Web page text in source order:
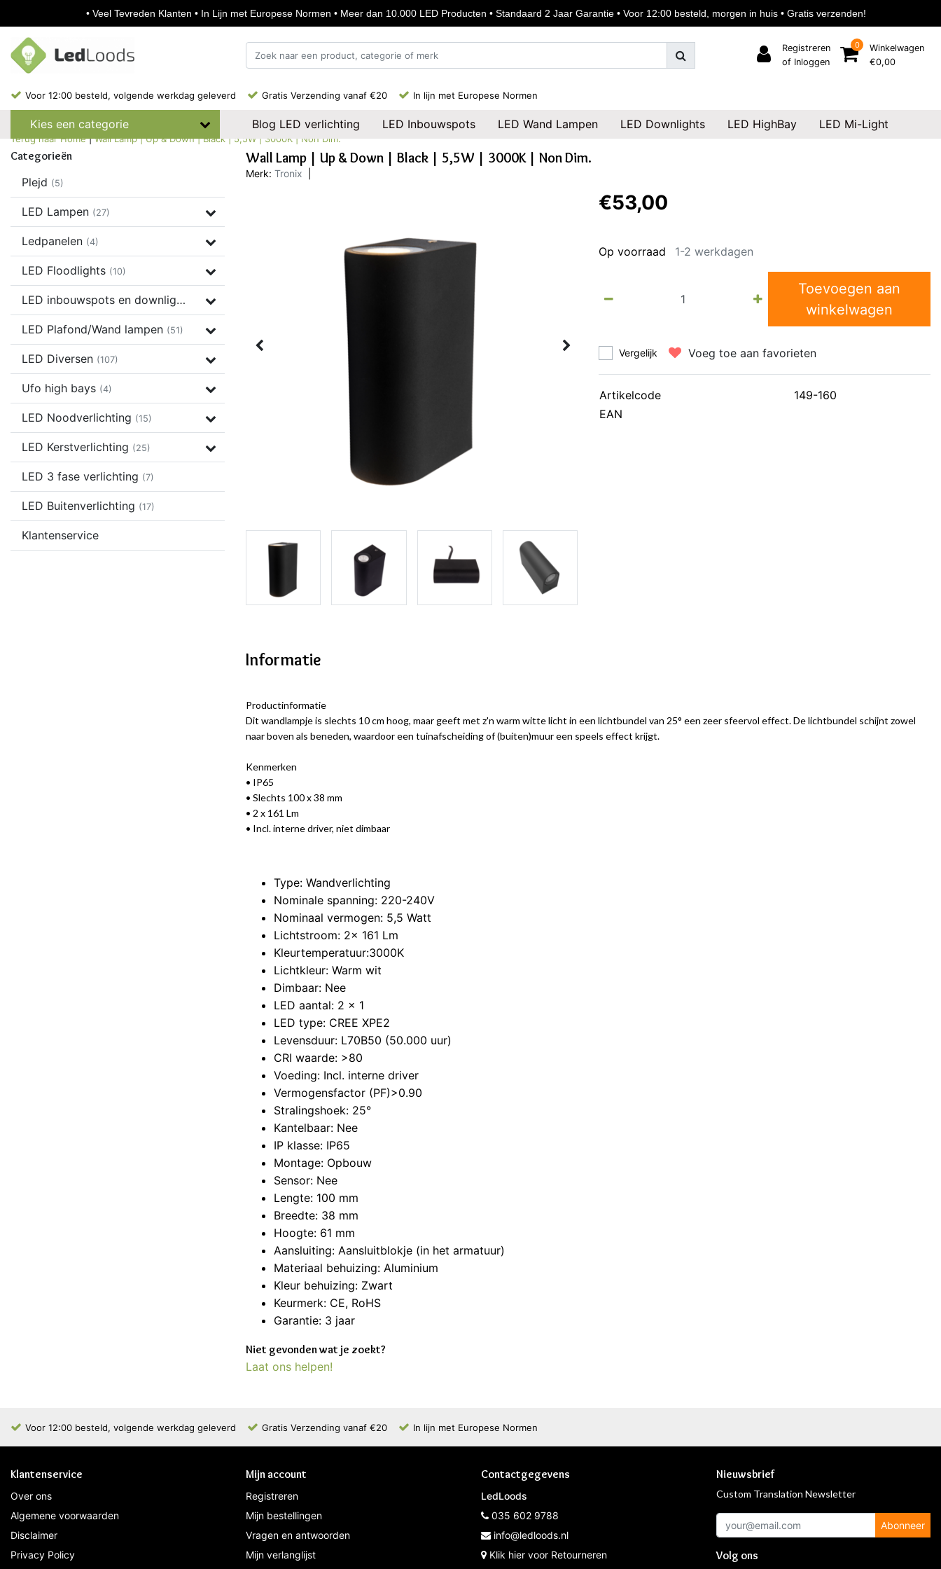
Registreren
of Inloggen
0
Winkelwagen
€0,00
Voor 12:00 besteld, volgende werkdag geleverd Gratis Verzending vanaf €20 In lijn met Europese Normen
Kies een categorie Blog LED verlichting LED Inbouwspots LED Wand Lampen LED Downlights LED HighBay LED Mi-Light
Terug naar Home|Wall Lamp | Up & Down | Black | 5,5W | 3000K | Non Dim.
Categorieën
Plejd (5)
LED Lampen (27)
Ledpanelen (4)
LED Floodlights (10)
LED inbouwspots en downlights (37)
LED Plafond/Wand lampen (51)
LED Diversen (107)
Ufo high bays (4)
LED Noodverlichting (15)
LED Kerstverlichting (25)
LED 3 fase verlichting (7)
LED Buitenverlichting (17)
Klantenservice
Wall Lamp | Up & Down | Black | 5,5W | 3000K | Non Dim.
Merk: Tronix
€53,00
Op voorraad 1-2 werkdagen
Toevoegen aan
winkelwagen
Vergelijk Voeg toe aan favorieten
Artikelcode
149-160
EAN
Informatie
Productinformatie
Dit wandlampje is slechts 10 cm hoog, maar geeft met z'n warm witte licht in een lichtbundel van 25° een zeer sfeervol effect. De lichtbundel schijnt zowel
naar boven als beneden, waardoor een tuinafscheiding of (buiten)muur een speels effect krijgt.
Kenmerken
• IP65
• Slechts 100 x 38 mm
• 2 x 161 Lm
• Incl. interne driver, niet dimbaar
Type: Wandverlichting
Nominale spanning: 220-240V
Nominaal vermogen: 5,5 Watt
Lichtstroom: 2x 161 Lm
Kleurtemperatuur:3000K
Lichtkleur: Warm wit
Dimbaar: Nee
LED aantal: 2 x 1
LED type: CREE XPE2
Levensduur: L70B50 (50.000 uur)
CRI waarde: >80
Voeding: Incl. interne driver
Vermogensfactor (PF)>0.90
Stralingshoek: 25°
Kantelbaar: Nee
IP klasse: IP65
Montage: Opbouw
Sensor: Nee
Lengte: 100 mm
Breedte: 38 mm
Hoogte: 61 mm
Aansluiting: Aansluitblokje (in het armatuur)
Materiaal behuizing: Aluminium
Kleur behuizing: Zwart
Keurmerk: CE, RoHS
Garantie: 3 jaar
Niet gevonden wat je zoekt?
Laat ons helpen!
Voor 12:00 besteld, volgende werkdag geleverd Gratis Verzending vanaf €20 In lijn met Europese Normen
Klantenservice
Over ons
Algemene voorwaarden
Disclaimer
Privacy Policy
Mijn account
Registreren
Mijn bestellingen
Vragen en antwoorden
Mijn verlanglijst
Contactgegevens
LedLoods
035 602 9788
info@ledloods.nl
Klik hier voor Retourneren
Nieuwsbrief
Custom Translation Newsletter
Abonneer
Volg ons
• Veel Tevreden Klanten • In Lijn met Europese Normen • Meer dan 10.000 LED Producten • Standaard 2 Jaar Garantie • Voor 12:00 besteld, morgen in huis • Gratis verzenden!